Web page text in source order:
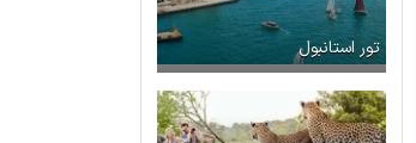
تور استانبول